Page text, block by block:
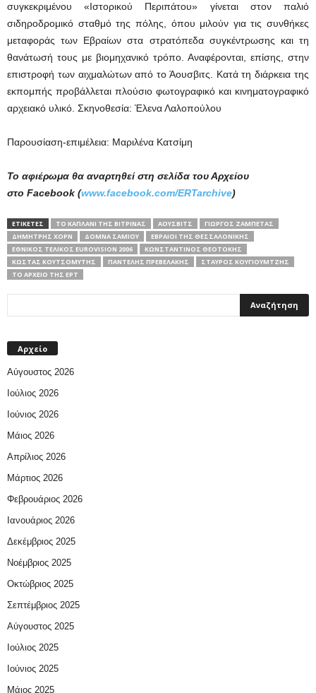
συγκεκριμένου «Ιστορικού Περιπάτου» γίνεται στον παλιό
σιδηροδρομικό σταθμό της πόλης, όπου μιλούν για τις συνθήκες
μεταφοράς των Εβραίων στα στρατόπεδα συγκέντρωσης και τη
θανάτωσή τους με βιομηχανικό τρόπο. Αναφέρονται, επίσης, στην
επιστροφή των αιχμαλώτων από το Άουσβιτς. Κατά τη διάρκεια της
εκπομπής προβάλλεται πλούσιο φωτογραφικό και κινηματογραφικό
αρχειακό υλικό. Σκηνοθεσία: Έλενα Λαλοπούλου
Παρουσίαση-επιμέλεια: Μαριλένα Κατσίμη
Το αφιέρωμα θα αναρτηθεί στη σελίδα του Αρχείου
στο Facebook (www.facebook.com/ERTarchive)
ΕΤΙΚΕΤΕΣ TO ΚΑΠΛΆΝΙ ΤΗΣ ΒΙΤΡΊΝΑΣ ΆΟΥΣΒΙΤΣ
ΓΙΏΡΓΟΣ ΖΑΜΠΈΤΑΣ
ΔΗΜΉΤΡΗΣ ΧΟΡΝ
ΔΌΜΝΑ ΣΑΜΊΟΥ
ΕΒΡΑΊΟΙ ΤΗΣ ΘΕΣΣΑΛΟΝΊΚΗΣ
ΕΘΝΙΚΌΣ ΤΕΛΙΚΌΣ EUROVISION 2006
ΚΩΝΣΤΑΝΤΊΝΟΣ ΘΕΟΤΌΚΗΣ
ΚΏΣΤΑΣ ΚΟΥΤΣΟΜΎΤΗΣ
ΠΑΝΤΕΛΉΣ ΠΡΕΒΕΛΆΚΗΣ
ΣΤΑΎΡΟΣ ΚΟΥΓΙΟΥΜΤΖΉΣ
ΤΟ ΑΡΧΕΊΟ ΤΗΣ ΕΡΤ
Αρχείο
Αύγουστος 2026
Ιούλιος 2026
Ιούνιος 2026
Μάιος 2026
Απρίλιος 2026
Μάρτιος 2026
Φεβρουάριος 2026
Ιανουάριος 2026
Δεκέμβριος 2025
Νοέμβριος 2025
Οκτώβριος 2025
Σεπτέμβριος 2025
Αύγουστος 2025
Ιούλιος 2025
Ιούνιος 2025
Μάιος 2025